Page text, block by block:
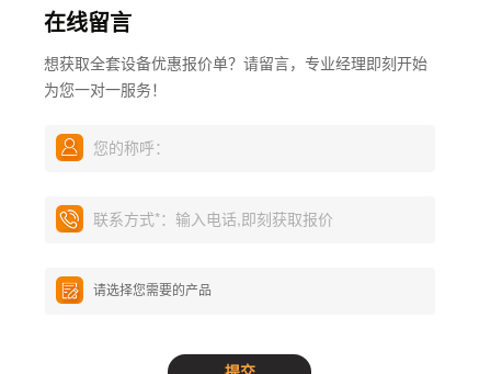
在线留言
想获取全套设备优惠报价单？请留言，专业经理即刻开始
为您一对一服务！
您的称呼：
联系方式*：输入电话,即刻获取报价